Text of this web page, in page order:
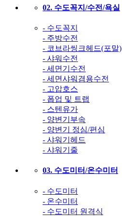
02. 수도꼭지/수전/욕실
- 수도꼭지
- 주방수전
- 코브라씽크헤드(포말)
- 샤워수전
- 세면기수전
- 세면샤워겸용수전
- 고압호스
- 폽업 및 트랩
- 스텐유가
- 양변기부속
- 양변기 정심/편심
- 샤워기헤드
- 샤워기줄
03. 수도미터/온수미터
- 수도미터
- 온수미터
- 수도미터 원격식